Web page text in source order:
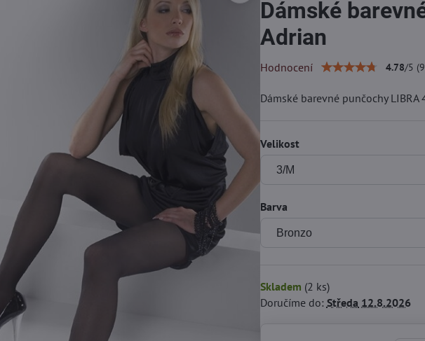
Dámské
Adrian
Hodnocení 4.78/5 (9
Dámské barevné punčochy LIBRA
Velikost
Barva
Skladem (2 ks)
Doručíme do: Středa 12.8.2026